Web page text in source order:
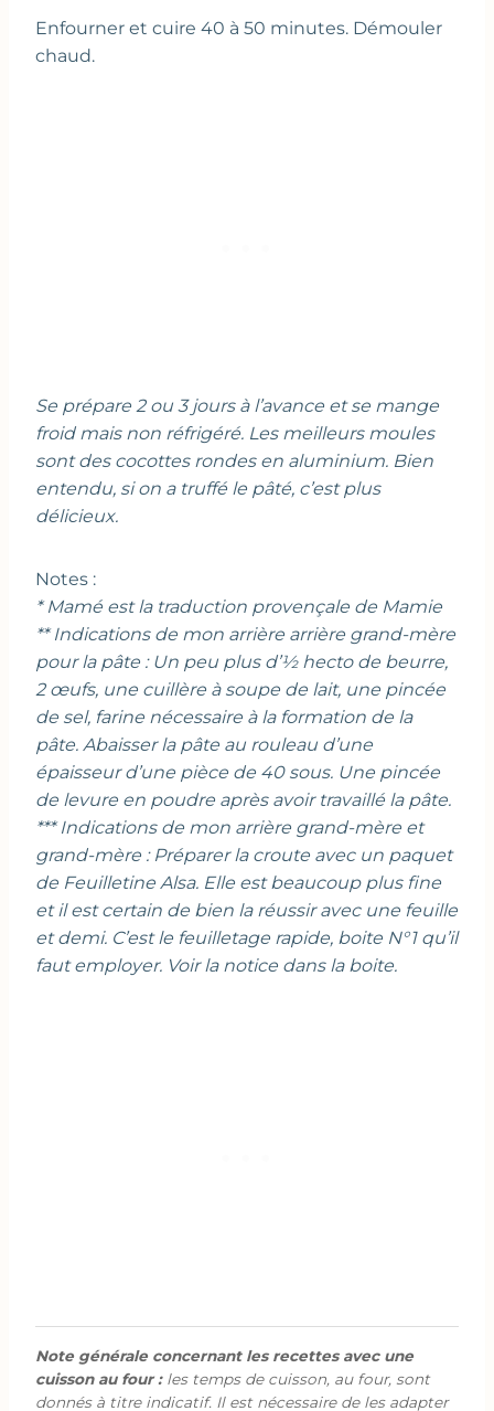
Enfourner et cuire 40 à 50 minutes. Démouler
chaud.
Se prépare 2 ou 3 jours à l’avance et se mange
froid mais non réfrigéré. Les meilleurs moules
sont des cocottes rondes en aluminium. Bien
entendu, si on a truffé le pâté, c’est plus
délicieux.
Notes :
* Mamé est la traduction provençale de Mamie
** Indications de mon arrière arrière grand-mère
pour la pâte : Un peu plus d’½ hecto de beurre,
2 œufs, une cuillère à soupe de lait, une pincée
de sel, farine nécessaire à la formation de la
pâte. Abaisser la pâte au rouleau d’une
épaisseur d’une pièce de 40 sous. Une pincée
de levure en poudre après avoir travaillé la pâte.
*** Indications de mon arrière grand-mère et
grand-mère : Préparer la croute avec un paquet
de Feuilletine Alsa. Elle est beaucoup plus fine
et il est certain de bien la réussir avec une feuille
et demi. C’est le feuilletage rapide, boite N°1 qu’il
faut employer. Voir la notice dans la boite.
Note générale concernant les recettes avec une
cuisson au four :les temps de cuisson, au four, sont
donnés à titre indicatif. Il est nécessaire de les adapter